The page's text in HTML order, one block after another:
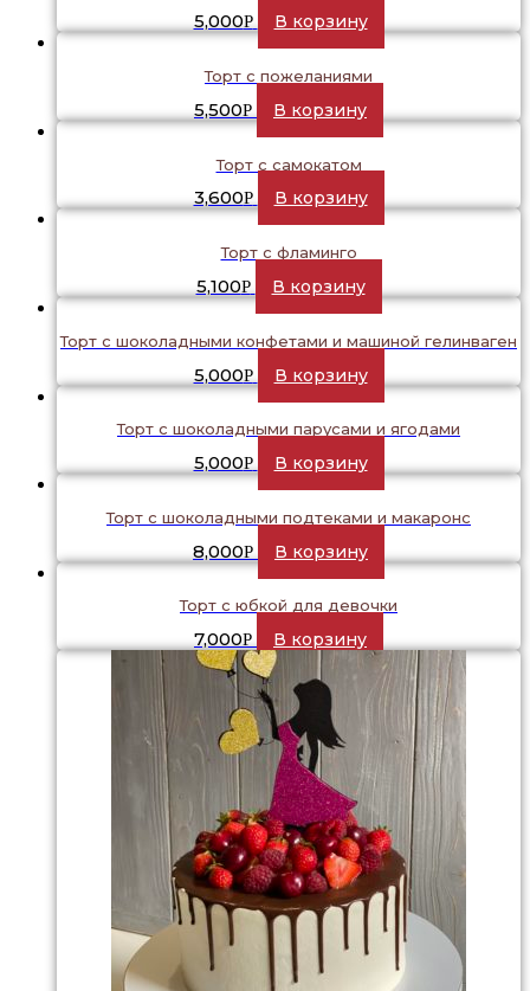
5,000Р В корзину
Торт с пожеланиями
5,500Р В корзину
Торт с самокатом
3,600Р В корзину
Торт с фламинго
5,100Р В корзину
Торт с шоколадными конфетами и машиной гелинваген
5,000Р В корзину
Торт с шоколадными парусами и ягодами
5,000Р В корзину
Торт с шоколадными подтеками и макаронс
8,000Р В корзину
Торт с юбкой для девочки
7,000Р В корзину